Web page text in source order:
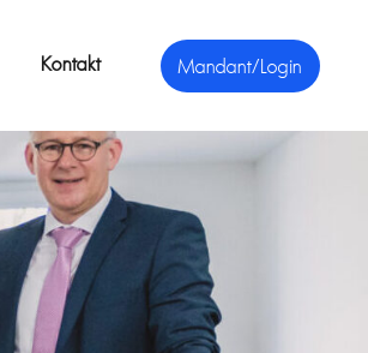
Mandant/Login
Kontakt